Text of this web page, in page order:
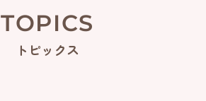
TOPICS
トピックス